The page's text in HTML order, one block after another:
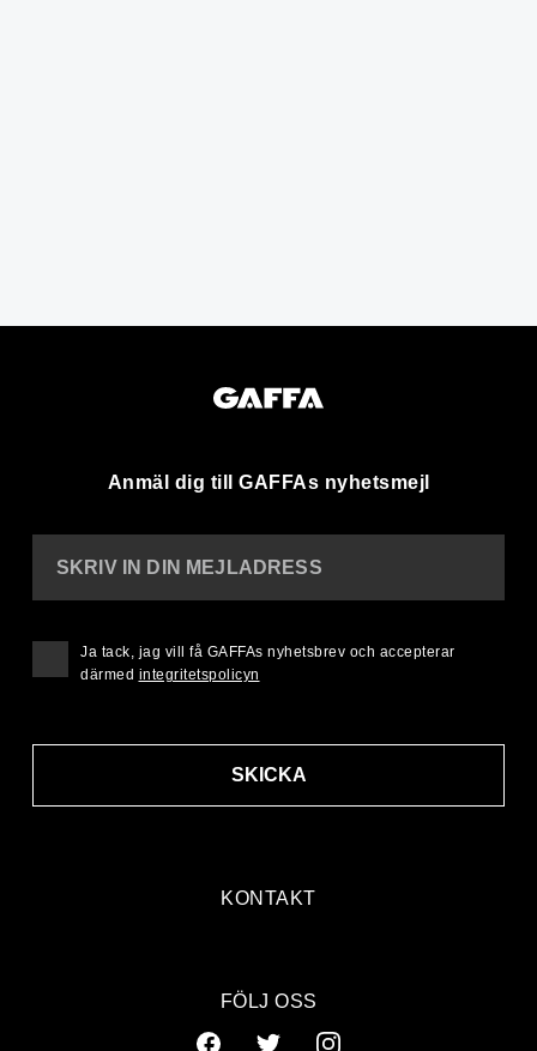
Anmäl dig till GAFFAs nyhetsmejl
KONTAKT
SKRIV IN DIN MEJLADRESS
SKICKA
Ja tack, jag vill få GAFFAs nyhetsbrev och accepterar
därmed integritetspolicyn
FÖLJ OSS